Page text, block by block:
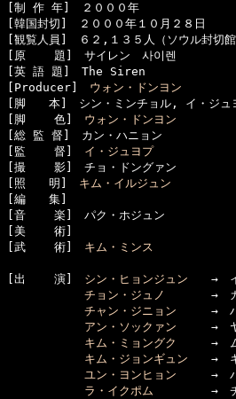
[制 作 年]　２０００年
[韓国封切]　２０００年１０月２８日
[観覧人員]　６２,１３５人（ソウル封切館
[原    題]　サイレン　사이렌
[英 語 題]　The Siren
[Producer] ウォン・ドンヨン
[脚　　本]　シン・ミンチョル, イ・ジ
[脚    色] ウォン・ドンヨン
[総 監 督]　カン・ハニョン
[監    督] イ・ジュヨプ
[撮    影]　チョ・ドングァン
[照　　明] キム・イルジュン
[編　　集]
[音    楽]　パク・ホジュン
[美    術]
[武    術] キム・ミンス
[出    演] シン・ヒョンジュン →　イ
チョン・ジュノ
→　カン
チャン・ジニョン →　ハ・
アン・ソックァン →　ヤン
キム・ミョングク
→　ムン
キム・ジョンギュン →　キ
ユン・ヨンヒョン →　パク
ラ・イクポム →　チェ・